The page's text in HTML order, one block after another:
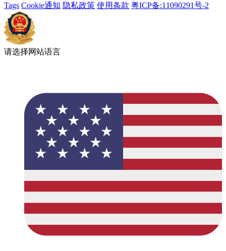
Tags Cookie通知 隐私政策 使用条款 粤ICP备:11090291号-2
请选择网站语言